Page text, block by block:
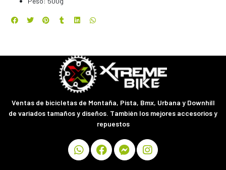
Ventas de bicicletas de Montaña, Pista, Bmx, Urbana y Downhill
de variados tamaños y diseños. También los mejores accesorios y
repuestos